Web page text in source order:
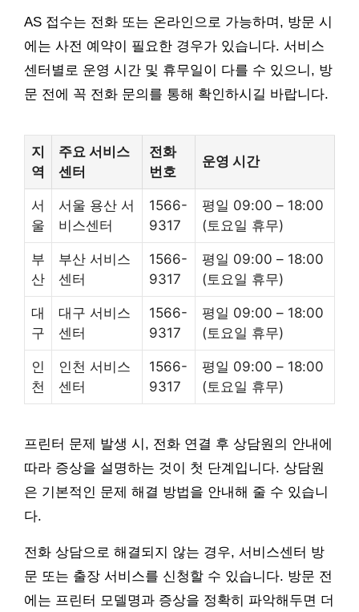
AS 접수는 전화 또는 온라인으로 가능하며, 방문 시
에는 사전 예약이 필요한 경우가 있습니다. 서비스
센터별로 운영 시간 및 휴무일이 다를 수 있으니, 방
문 전에 꼭 전화 문의를 통해 확인하시길 바랍니다.
지
역
주요 서비스
센터
전화
번호
운영 시간
서
울
서울 용산 서
비스센터
1566-
9317
평일 09:00 – 18:00
(토요일 휴무)
부
산
부산 서비스
센터
1566-
9317
평일 09:00 – 18:00
(토요일 휴무)
대
구
대구 서비스
센터
1566-
9317
평일 09:00 – 18:00
(토요일 휴무)
인
천
인천 서비스
센터
1566-
9317
평일 09:00 – 18:00
(토요일 휴무)
프린터 문제 발생 시, 전화 연결 후 상담원의 안내에
따라 증상을 설명하는 것이 첫 단계입니다. 상담원
은 기본적인 문제 해결 방법을 안내해 줄 수 있습니
다.
전화 상담으로 해결되지 않는 경우, 서비스센터 방
문 또는 출장 서비스를 신청할 수 있습니다. 방문 전
에는 프린터 모델명과 증상을 정확히 파악해두면 더